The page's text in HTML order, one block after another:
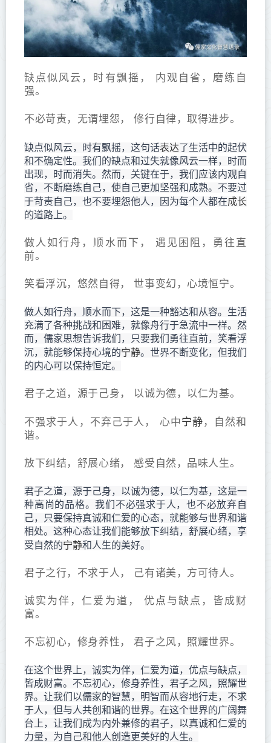
缺点似风云，时有飘摇， 内观自省，磨练自
强。
不必苛责，无谓埋怨， 修行自律，取得进步。
缺点似风云，时有飘摇，这句话表达了生活中的起伏
和不确定性。我们的缺点和过失就像风云一样，时而
出现，时而消失。然而，关键在于，我们应该内观自
省，不断磨练自己，使自己更加坚强和成熟。不要过
于苛责自己，也不要埋怨他人，因为每个人都在成长
的道路上。
做人如行舟，顺水而下， 遇见困阻，勇往直
前。
笑看浮沉，悠然自得， 世事变幻，心境恒宁。
做人如行舟，顺水而下，这是一种豁达和从容。生活
充满了各种挑战和困难，就像舟行于急流中一样。然
而，儒家思想告诉我们，只要我们勇往直前，笑看浮
沉，就能够保持心境的宁静。世界不断变化，但我们
的内心可以保持恒定。
君子之道，源于己身， 以诚为德，以仁为基。
不强求于人，不弃己于人， 心中宁静 ，自然和
谐。
放下纠结，舒展心绪， 感受自然，品味人生。
君子之道，源于己身，以诚为德，以仁为基，这是一
种高尚的品格。我们不必强求于人，也不必放弃自
己，只要保持真诚和仁爱的心态，就能够与世界和谐
相处。这种心态让我们能够放下纠结，舒展心绪，享
受自然的宁静和人生的美好。
君子之行，不求于人， 己有诸美，方可待人。
诚实为伴，仁爱为道， 优点与缺点，皆成财
富。
不忘初心，修身养性， 君子之风，照耀世界。
在这个世界上，诚实为伴，仁爱为道，优点与缺点，
皆成财富。不忘初心，修身养性，君子之风，照耀世
界。让我们以儒家的智慧，明智而从容地行走，不求
于人，但与人共创和谐的世界。在这个世界的广阔舞
台上，让我们成为内外兼修的君子，以真诚和仁爱的
力量，为自己和他人创造更美好的人生。